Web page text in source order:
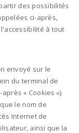
des possibilités
ci-après,
à tout
envoyé sur le
du terminal de
« Cookies »).
le nom de
Internet de
ainsi que la